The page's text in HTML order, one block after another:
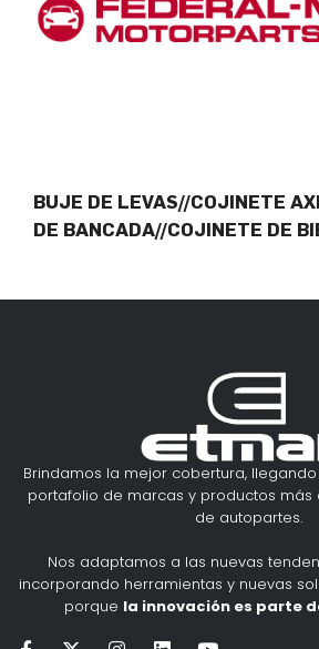
BUJE DE LEVAS//COJINETE
DE BANCADA//COJINETE DE
Brindamos la mejor cobertura,
portafolio de marcas y productos
de autopartes.
Nos adaptamos a las nuevas
incorporando herramientas y nuevas
porque la innovación es parte